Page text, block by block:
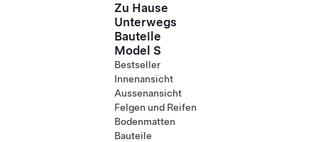
Zu Hause
Unterwegs
Bauteile
Model S
Bestseller
Innenansicht
Aussenansicht
Felgen und Reifen
Bodenmatten
Bauteile